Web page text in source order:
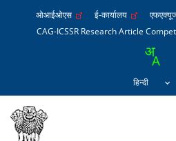
ओआईओएस ई-कार्यालय
CAG-ICSSR Research Article